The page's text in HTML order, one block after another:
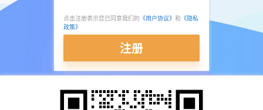
点击注册表示您已同意我们的 《用户协议》 和 《隐私
政策》
注册